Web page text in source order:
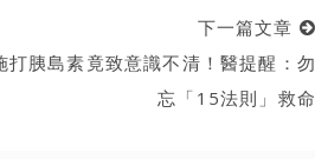
下一篇文章
打胰島素竟致意識不清！醫提醒：勿
忘「15法則」救命